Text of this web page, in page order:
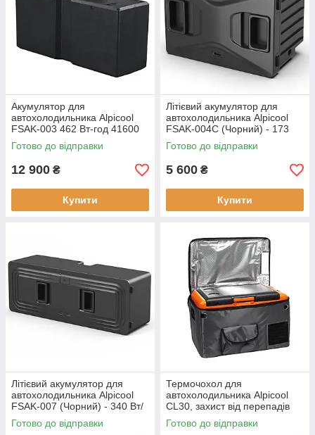
Акумулятор для
автохолодильника Alpicool
FSAK-003 462 Вт-год 41600
мАh для моделей E48 E60
E75 12/24V Li-Ion
Готово до відправки
12 900 ₴
Купити
Літієвий акумулятор для
автохолодильника Alpicool
FSAK-004C (Чорний) - 173
Вт/год (15600 мА·год/11.1 В) -
компактний та багатофун
Готово до відправки
5 600 ₴
Купити
Літієвий акумулятор для
автохолодильника Alpicool
FSAK-007 (Чорний) - 340 Вт/
год (30600 мА·год/11.1 В) для
кемпінгу та подорожей
Готово до відправки
Термочохол для
автохолодильника Alpicool
CL30, захист від перепадів
температури
Готово до відправки